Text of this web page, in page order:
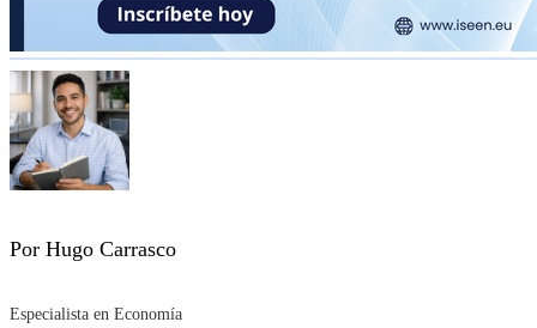
Por Hugo Carrasco
Especialista en Economía